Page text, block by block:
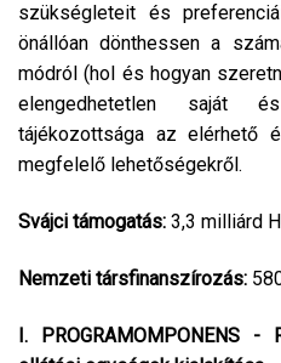
szükségleteit és
önállóan dönthessen a
módról (hol és hogyan
elengedhetetlen saját
tájékozottsága az elérhető
megfelelő lehetőségekről.
Svájci támogatás: 3,3 milliárd
Nemzeti társfinanszírozás:
I. PROGRAMOMPONENS